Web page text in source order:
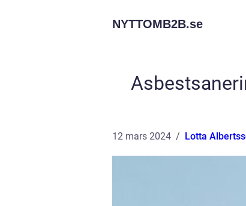
NYTTOMB2B.se
12 mars 2024 Lotta